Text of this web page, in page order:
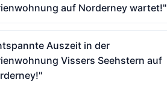
auf Norderney wartet!"
Auszeit in der
Vissers Seehstern auf